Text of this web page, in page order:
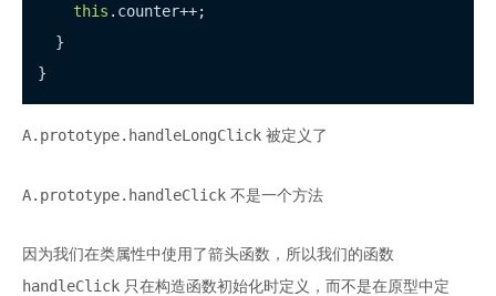
this . counter++;
  }
A.prototype.handleLongClick 被定义了
A.prototype.handleClick 不是一个方法
因为我们在类属性中使用了箭头函数，所以我们的函数
handleClick 只在构造函数初始化时定义，而不是在原型中定